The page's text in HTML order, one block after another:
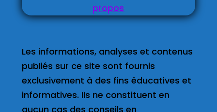
propos
Les informations, analyses et contenus
publiés sur ce site sont fournis
exclusivement à des fins éducatives et
informatives. Ils ne constituent en
aucun cas des conseils en